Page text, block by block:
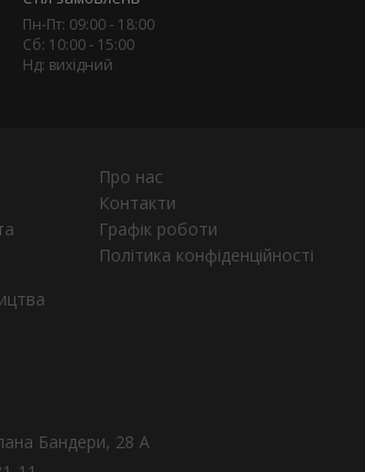
Пн-Пт: 09:00 - 18:00
Сб: 10:00 - 15:00
Нд: вихідний
Про нас
Контакти
Графік роботи
Політика конфіденційності
Бандери, 28 А